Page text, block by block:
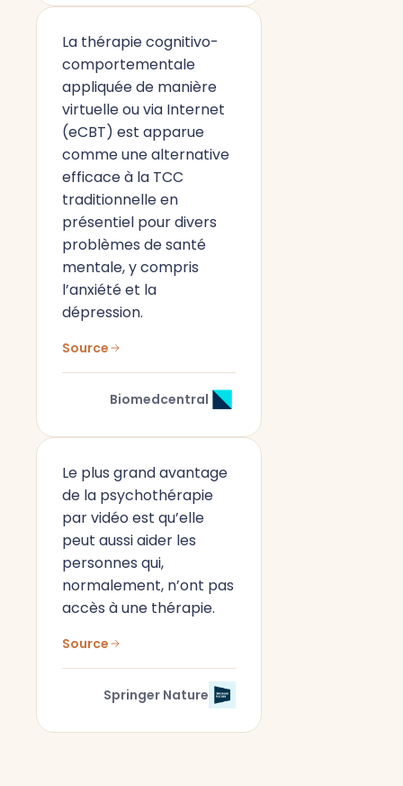
La thérapie cognitivo-
comportementale
appliquée de manière
virtuelle ou via Internet
(eCBT) est apparue
comme une alternative
efficace à la TCC
traditionnelle en
présentiel pour divers
problèmes de santé
mentale, y compris
l’anxiété et la
dépression.
Source
Biomedcentral
Le plus grand avantage
de la psychothérapie
par vidéo est qu’elle
peut aussi aider les
personnes qui,
normalement, n’ont pas
accès à une thérapie.
Source
Springer Nature